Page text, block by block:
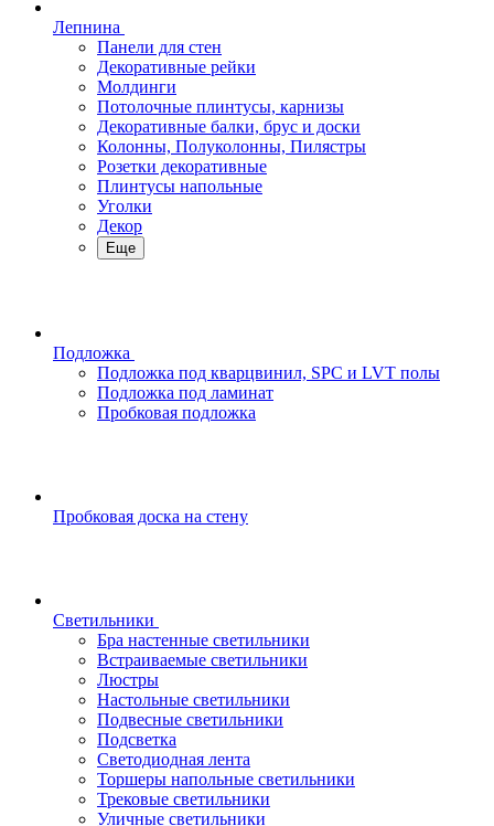
Лепнина
Панели для стен
Декоративные рейки
Молдинги
Потолочные плинтусы, карнизы
Декоративные балки, брус и доски
Колонны, Полуколонны, Пилястры
Розетки декоративные
Плинтусы напольные
Уголки
Декор
Еще
Подложка
Подложка под кварцвинил, SPC и LVT полы
Подложка под ламинат
Пробковая подложка
Пробковая доска на стену
Светильники
Бра настенные светильники
Встраиваемые светильники
Люстры
Настольные светильники
Подвесные светильники
Подсветка
Светодиодная лента
Торшеры напольные светильники
Трековые светильники
Уличные светильники